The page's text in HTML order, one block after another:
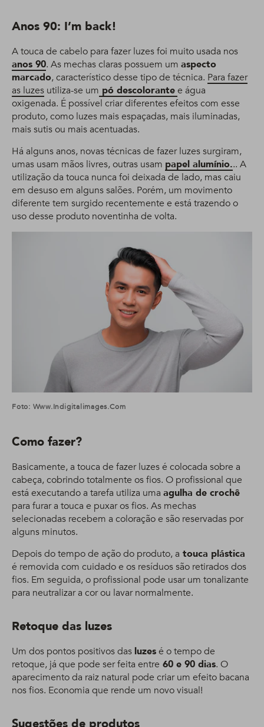
Anos 90: I’m back!
A touca de cabelo para fazer luzes foi muito usada nos
anos 90. As mechas claras possuem um aspecto
marcado, característico desse tipo de técnica. Para fazer
as luzes utiliza-se um pó descolorantee água
oxigenada. É possível criar diferentes efeitos com esse
produto, como luzes mais espaçadas, mais iluminadas,
mais sutis ou mais acentuadas.
Há alguns anos, novas técnicas de fazer luzes surgiram,
umas usam mãos livres, outras usam papel alumínio... A
utilização da touca nunca foi deixada de lado, mas caiu
em desuso em alguns salões. Porém, um movimento
diferente tem surgido recentemente e está trazendo o
uso desse produto noventinha de volta.
Foto: Www.indigitalimages.com
Como fazer?
Basicamente, a touca de fazer luzes é colocada sobre a
cabeça, cobrindo totalmente os fios. O profissional que
está executando a tarefa utiliza uma agulha de crochê
para furar a touca e puxar os fios. As mechas
selecionadas recebem a coloração e são reservadas por
alguns minutos.
Depois do tempo de ação do produto, a touca plástica
é removida com cuidado e os resíduos são retirados dos
fios. Em seguida, o profissional pode usar um tonalizante
para neutralizar a cor ou lavar normalmente.
Retoque das luzes
Um dos pontos positivos das luzesé o tempo de
retoque, já que pode ser feita entre 60 e 90 dias. O
aparecimento da raiz natural pode criar um efeito bacana
nos fios. Economia que rende um novo visual!